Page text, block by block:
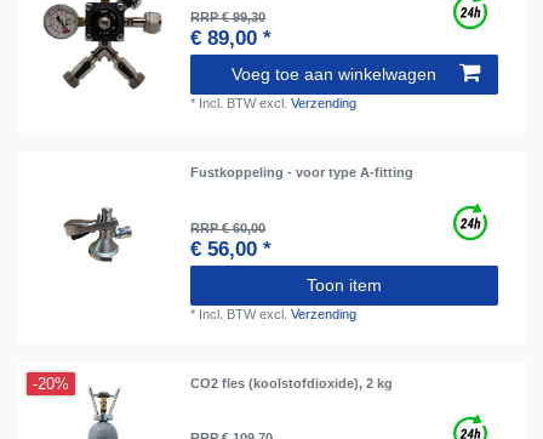
RRP € 99,30
€ 89,00 *
Voeg toe aan winkelwagen
* Incl. BTWexcl.Verzending
Fustkoppeling - voor type A-fitting
RRP € 60,00
€ 56,00 *
Toon item
* Incl. BTWexcl.Verzending
-20% CO2 fles (koolstofdioxide), 2 kg